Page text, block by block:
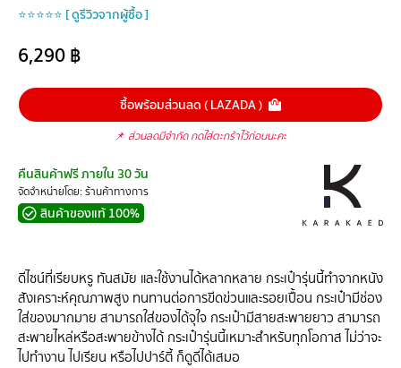
⭐⭐⭐⭐⭐ [ ดูรีวิวจากผู้ซื้อ ]
6,290฿
ซื้อพร้อมส่วนลด ( LAZADA )
📌 ส่วนลดมีจำกัด กดใส่ตะกร้าไว้ก่อนนะคะ
คืนสินค้าฟรี ภายใน 30 วัน
จัดจำหน่ายโดย: ร้านค้าทางการ
สินค้าของแท้ 100%
ดีไซน์ที่เรียบหรู ทันสมัย และใช้งานได้หลากหลาย กระเป๋ารุ่นนี้ทำจากหนัง
สังเคราะห์คุณภาพสูง ทนทานต่อการขีดข่วนและรอยเปื้อน กระเป๋ามีช่อง
ใส่ของมากมาย สามารถใส่ของได้จุใจ กระเป๋ามีสายสะพายยาว สามารถ
สะพายไหล่หรือสะพายข้างได้ กระเป๋ารุ่นนี้เหมาะสำหรับทุกโอกาส ไม่ว่าจะ
ไปทำงาน ไปเรียน หรือไปปาร์ตี้ ก็ดูดีได้เสมอ